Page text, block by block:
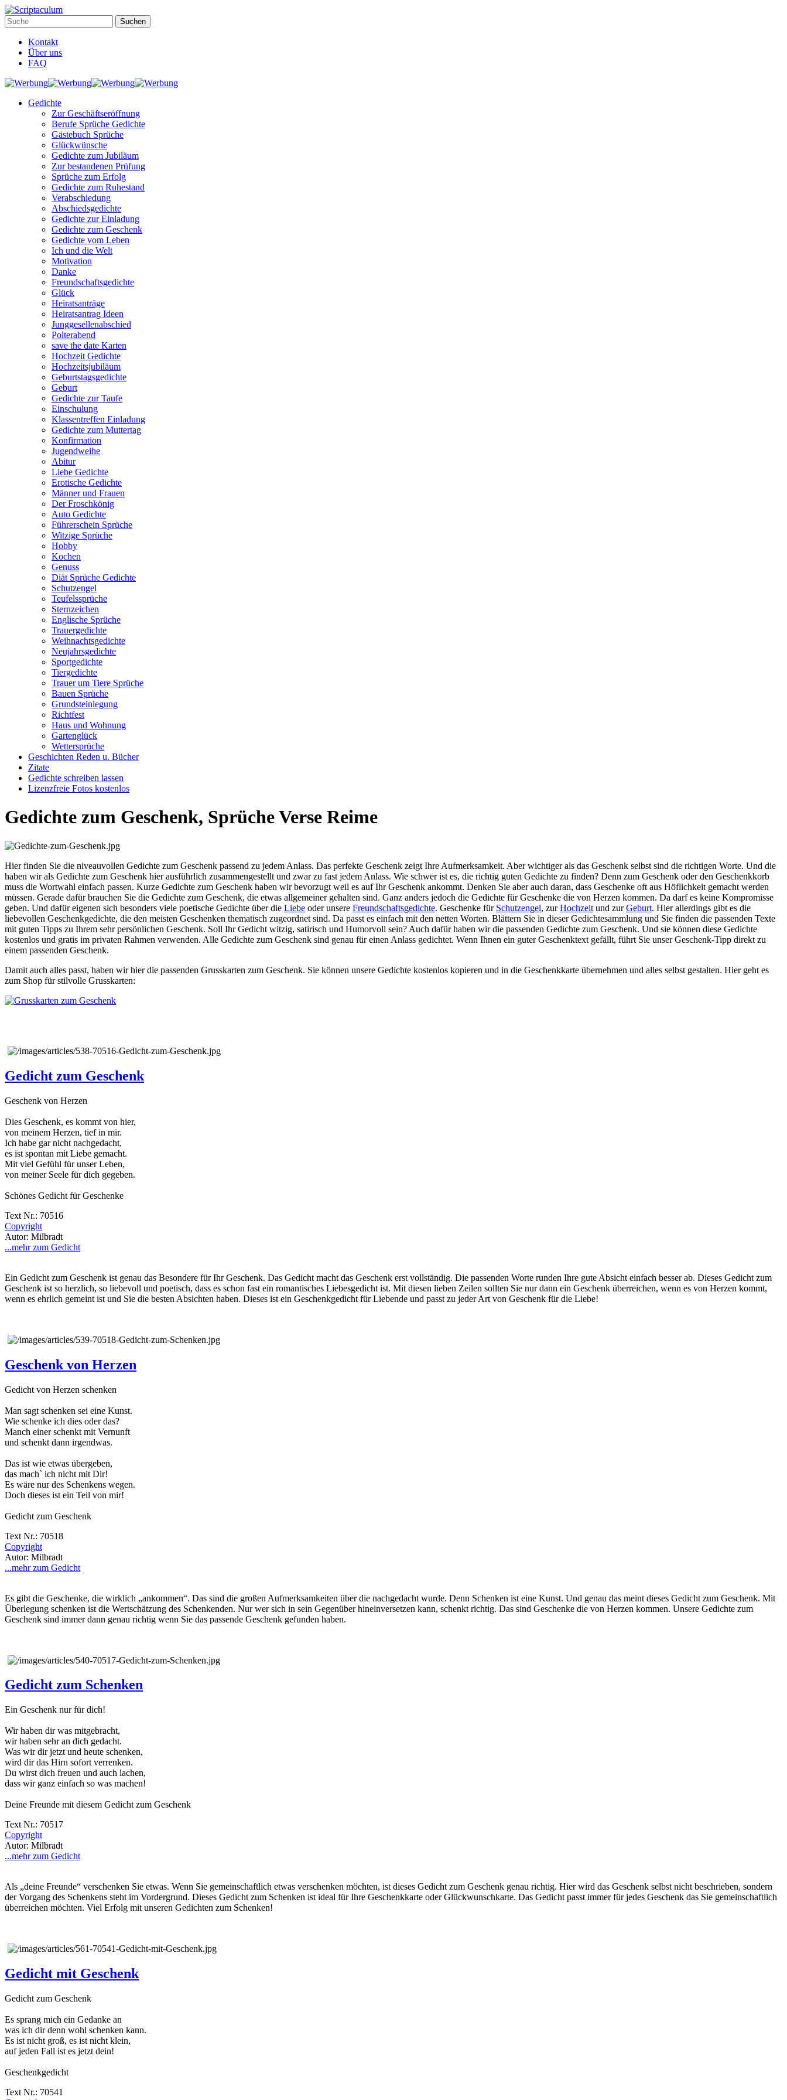
Kontakt
Über uns
FAQ
Gedichte
Zur Geschäftseröffnung
Berufe Sprüche Gedichte
Gästebuch Sprüche
Glückwünsche
Gedichte zum Jubiläum
Zur bestandenen Prüfung
Sprüche zum Erfolg
Gedichte zum Ruhestand
Verabschiedung
Abschiedsgedichte
Gedichte zur Einladung
Gedichte zum Geschenk
Gedichte vom Leben
Ich und die Welt
Motivation
Danke
Freundschaftsgedichte
Glück
Heiratsanträge
Heiratsantrag Ideen
Junggesellenabschied
Polterabend
save the date Karten
Hochzeit Gedichte
Hochzeitsjubiläum
Geburtstagsgedichte
Geburt
Gedichte zur Taufe
Einschulung
Klassentreffen Einladung
Gedichte zum Muttertag
Konfirmation
Jugendweihe
Abitur
Liebe Gedichte
Erotische Gedichte
Männer und Frauen
Der Froschkönig
Auto Gedichte
Führerschein Sprüche
Witzige Sprüche
Hobby
Kochen
Genuss
Diät Sprüche Gedichte
Schutzengel
Teufelssprüche
Sternzeichen
Englische Sprüche
Trauergedichte
Weihnachtsgedichte
Neujahrsgedichte
Sportgedichte
Tiergedichte
Trauer um Tiere Sprüche
Bauen Sprüche
Grundsteinlegung
Richtfest
Haus und Wohnung
Gartenglück
Wettersprüche
Geschichten Reden u. Bücher
Zitate
Gedichte schreiben lassen
Lizenzfreie Fotos kostenlos
Gedichte zum Geschenk, Sprüche Verse Reime
Hier finden Sie die niveauvollen Gedichte zum Geschenk passend zu jedem Anlass. Das perfekte Geschenk zeigt Ihre Aufmerksamkeit. Aber wichtiger als das Geschenk selbst sind die richtigen Worte. Und die
haben wir als Gedichte zum Geschenk hier ausführlich zusammengestellt und zwar zu fast jedem Anlass. Wie schwer ist es, die richtig guten Gedichte zu finden? Denn zum Geschenk oder den Geschenkkorb
muss die Wortwahl einfach passen. Kurze Gedichte zum Geschenk haben wir bevorzugt weil es auf Ihr Geschenk ankommt. Denken Sie aber auch daran, dass Geschenke oft aus Höflichkeit gemacht werden
müssen. Gerade dafür brauchen Sie die Gedichte zum Geschenk, die etwas allgemeiner gehalten sind. Ganz anders jedoch die Gedichte für Geschenke die von Herzen kommen. Da darf es keine Kompromisse
geben. Und dafür eigenen sich besonders viele poetische Gedichte über die Liebe oder unsere Freundschaftsgedichte. Geschenke für Schutzengel, zurHochzeit und zurGeburt. Hier allerdings gibt es die
liebevollen Geschenkgedichte, die den meisten Geschenken thematisch zugeordnet sind. Da passt es einfach mit den netten Worten. Blättern Sie in dieser Gedichtesammlung und Sie finden die passenden Texte
mit guten Tipps zu Ihrem sehr persönlichen Geschenk. Soll Ihr Gedicht witzig, satirisch und Humorvoll sein? Auch dafür haben wir die passenden Gedichte zum Geschenk. Und sie können diese Gedichte
kostenlos und gratis im privaten Rahmen verwenden. Alle Gedichte zum Geschenk sind genau für einen Anlass gedichtet. Wenn Ihnen ein guter Geschenktext gefällt, führt Sie unser Geschenk-Tipp direkt zu
einem passenden Geschenk.
Damit auch alles passt, haben wir hier die passenden Grusskarten zum Geschenk. Sie können unsere Gedichte kostenlos kopieren und in die Geschenkkarte übernehmen und alles selbst gestalten. Hier geht es
zum Shop für stilvolle Grusskarten:
Gedicht zum Geschenk
Geschenk von Herzen
Dies Geschenk, es kommt von hier,
von meinem Herzen, tief in mir.
Ich habe gar nicht nachgedacht,
es ist spontan mit Liebe gemacht.
Mit viel Gefühl für unser Leben,
von meiner Seele für dich gegeben.
Schönes Gedicht für Geschenke
Text Nr.: 70516
Copyright
Autor: Milbradt
...mehr zum Gedicht
Ein Gedicht zum Geschenk ist genau das Besondere für Ihr Geschenk. Das Gedicht macht das Geschenk erst vollständig. Die passenden Worte runden Ihre gute Absicht einfach besser ab. Dieses Gedicht zum
Geschenk ist so herzlich, so liebevoll und poetisch, dass es schon fast ein romantisches Liebesgedicht ist. Mit diesen lieben Zeilen sollten Sie nur dann ein Geschenk überreichen, wenn es von Herzen kommt,
wenn es ehrlich gemeint ist und Sie die besten Absichten haben. Dieses ist ein Geschenkgedicht für Liebende und passt zu jeder Art von Geschenk für die Liebe!
Geschenk von Herzen
Gedicht von Herzen schenken
Man sagt schenken sei eine Kunst.
Wie schenke ich dies oder das?
Manch einer schenkt mit Vernunft
und schenkt dann irgendwas.
Das ist wie etwas übergeben,
das mach` ich nicht mit Dir!
Es wäre nur des Schenkens wegen.
Doch dieses ist ein Teil von mir!
Gedicht zum Geschenk
Text Nr.: 70518
Copyright
Autor: Milbradt
...mehr zum Gedicht
Es gibt die Geschenke, die wirklich „ankommen“. Das sind die großen Aufmerksamkeiten über die nachgedacht wurde. Denn Schenken ist eine Kunst. Und genau das meint dieses Gedicht zum Geschenk. Mit
Überlegung schenken ist die Wertschätzung des Schenkenden. Nur wer sich in sein Gegenüber hineinversetzen kann, schenkt richtig. Das sind Geschenke die von Herzen kommen. Unsere Gedichte zum
Geschenk sind immer dann genau richtig wenn Sie das passende Geschenk gefunden haben.
Gedicht zum Schenken
Ein Geschenk nur für dich!
Wir haben dir was mitgebracht,
wir haben sehr an dich gedacht.
Was wir dir jetzt und heute schenken,
wird dir das Hirn sofort verrenken.
Du wirst dich freuen und auch lachen,
dass wir ganz einfach so was machen!
Deine Freunde mit diesem Gedicht zum Geschenk
Text Nr.: 70517
Copyright
Autor: Milbradt
...mehr zum Gedicht
Als „deine Freunde“ verschenken Sie etwas. Wenn Sie gemeinschaftlich etwas verschenken möchten, ist dieses Gedicht zum Geschenk genau richtig. Hier wird das Geschenk selbst nicht beschrieben, sondern
der Vorgang des Schenkens steht im Vordergrund. Dieses Gedicht zum Schenken ist ideal für Ihre Geschenkkarte oder Glückwunschkarte. Das Gedicht passt immer für jedes Geschenk das Sie gemeinschaftlich
überreichen möchten. Viel Erfolg mit unseren Gedichten zum Schenken!
Gedicht mit Geschenk
Gedicht zum Geschenk
Es sprang mich ein Gedanke an
was ich dir denn wohl schenken kann.
Es ist nicht groß, es ist nicht klein,
auf jeden Fall ist es jetzt dein!
Geschenkgedicht
Text Nr.: 70541